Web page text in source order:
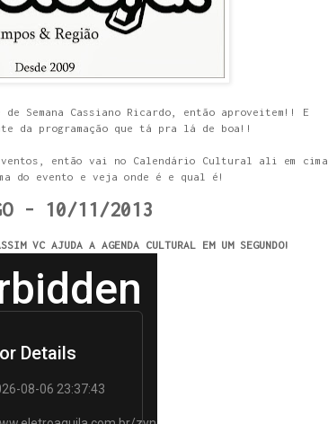
Semana Cassiano Ricardo, então aproveitem!! E
da programação que tá pra lá de boa!!
então vai no Calendário Cultural ali em cima
do evento e veja onde é e qual é!
- 10/11/2013
VC AJUDA A AGENDA CULTURAL EM UM SEGUNDO!